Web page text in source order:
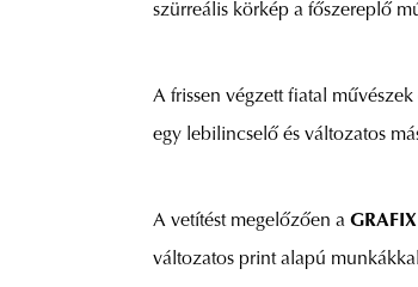
szürreális körkép a főszereplő
A frissen végzett fiatal
egy lebilincselő és változatos
A vetítést megelőzően a
változatos print alapú